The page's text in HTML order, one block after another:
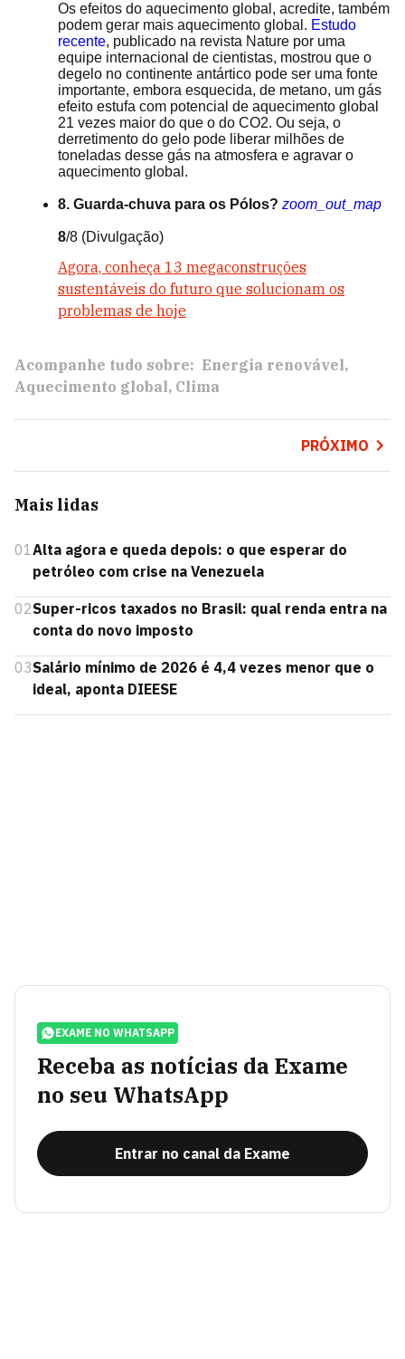
Os efeitos do aquecimento global, acredite, também
podem gerar mais aquecimento global. Estudo
recente, publicado na revista Nature por uma
equipe internacional de cientistas, mostrou que o
degelo no continente antártico pode ser uma fonte
importante, embora esquecida, de metano, um gás
efeito estufa com potencial de aquecimento global
21 vezes maior do que o do CO2. Ou seja, o
derretimento do gelo pode liberar milhões de
toneladas desse gás na atmosfera e agravar o
aquecimento global.
8. Guarda-chuva para os Pólos? zoom_out_map
8/8 (Divulgação)
Agora, conheça 13 megaconstruções
sustentáveis do futuro que solucionam os
problemas de hoje
Acompanhe tudo sobre: Energia renovável
Aquecimento global Clima
PRÓXIMO
Mais lidas
01Alta agora e queda depois: o que esperar do
petróleo com crise na Venezuela
02Super-ricos taxados no Brasil: qual renda entra na
conta do novo imposto
03Salário mínimo de 2026 é 4,4 vezes menor que o
ideal, aponta DIEESE
EXAME NO WHATSAPP
Receba as notícias da Exame
no seu WhatsApp
Entrar no canal da Exame